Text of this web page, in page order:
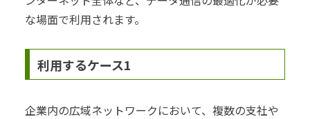
な場面で利用されます。
利用するケース1
企業内の広域ネットワークにおいて、複数の支社や